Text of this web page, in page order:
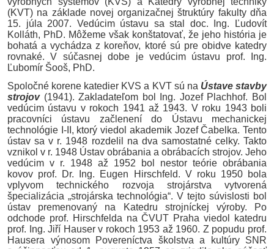
(KVT) na základe novej organizačnej štruktúry fakulty dňa
15. júla 2007. Vedúcim ústavu sa stal doc. Ing. Ľudovít
Kolláth, PhD. Môžeme však konštatovať, že jeho história je
bohatá a vychádza z koreňov, ktoré sú pre obidve katedry
rovnaké. V súčasnej dobe je vedúcim ústavu prof. Ing.
Ľubomír Šooš, PhD.
Spoločné korene katedier KVS a KVT sú na Ústave stavby
strojov (1941). Zakladateľom bol Ing. Jozef Plachhof. Bol
vedúcim ústavu v rokoch 1941 až 1943. V roku 1943 boli
pracovníci ústavu začlenení do Ústavu mechanickej
technológie I-II, ktorý viedol akademik JozefČabelka. Tento
ústav sa v r. 1948 rozdelil na dva samostatné celky. Takto
vznikol v r. 1948 Ústav obrábania a obrábacích strojov. Jeho
vedúcim v r. 1948 až 1952 bol nestor teórie obrábania
kovov prof. Dr. Ing. Eugen
Hirschfeld. V roku 1950 bola
vplyvom technického rozvoja strojárstva vytvorená
špecializácia „strojárska technológia“. V tejto súvislosti bol
ústav premenovaný na Katedru strojníckej výroby. Po
odchode prof. Hirschfelda na ČVUT Praha viedol katedru
prof. Ing.Jiří Hauserv rokoch 1953 až 1960. Z popudu prof.
Hausera výnosom Povereníctva školstva a kultúry SNR